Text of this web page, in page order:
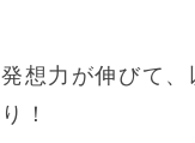
発想力が伸びて
り！